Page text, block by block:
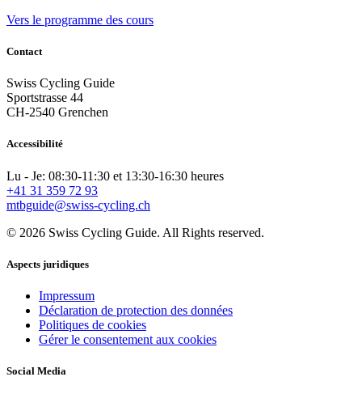
Vers le programme des cours
Contact
Swiss Cycling Guide
Sportstrasse 44
CH-2540 Grenchen
Accessibilité
Lu - Je: 08:30-11:30 et 13:30-16:30 heures
+41 31 359 72 93
mtbguide@swiss-cycling.ch
© 2026 Swiss Cycling Guide. All Rights reserved.
Aspects juridiques
Impressum
Déclaration de protection des données
Politiques de cookies
Gérer le consentement aux cookies
Social Media